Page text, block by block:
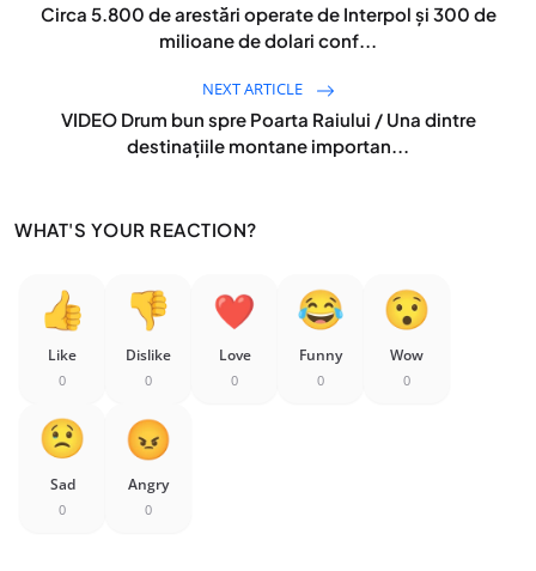
Circa 5.800 de arestări operate de Interpol şi 300 de
milioane de dolari conf...
NEXT ARTICLE
VIDEO Drum bun spre Poarta Raiului / Una dintre
destinațiile montane importan...
WHAT'S YOUR REACTION?
Like
0
Dislike
0
Love
0
Funny
0
Wow
0
Sad
0
Angry
0